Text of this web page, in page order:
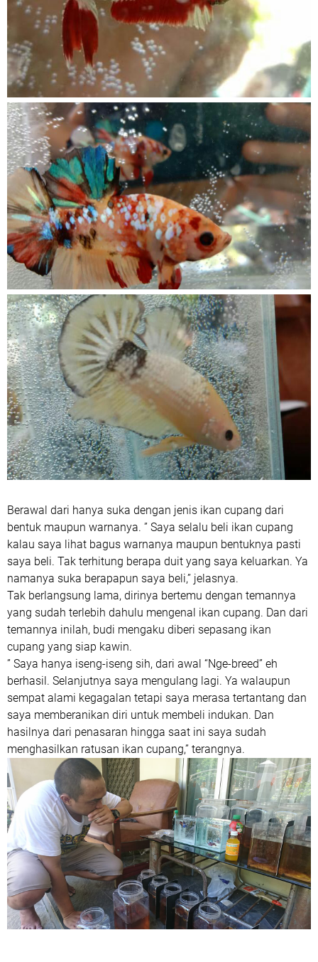
Berawal dari hanya suka dengan jenis ikan cupang dari
bentuk maupun warnanya. ” Saya selalu beli ikan cupang
kalau saya lihat bagus warnanya maupun bentuknya pasti
saya beli. Tak terhitung berapa duit yang saya keluarkan. Ya
namanya suka berapapun saya beli,” jelasnya.
Tak berlangsung lama, dirinya bertemu dengan temannya
yang sudah terlebih dahulu mengenal ikan cupang. Dan dari
temannya inilah, budi mengaku diberi sepasang ikan
cupang yang siap kawin.
” Saya hanya iseng-iseng sih, dari awal “Nge-breed” eh
berhasil. Selanjutnya saya mengulang lagi. Ya walaupun
sempat alami kegagalan tetapi saya merasa tertantang dan
saya memberanikan diri untuk membeli indukan. Dan
hasilnya dari penasaran hingga saat ini saya sudah
menghasilkan ratusan ikan cupang,” terangnya.